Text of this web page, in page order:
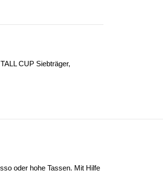
TALL CUP Siebträger,
oder hohe Tassen. Mit Hilfe